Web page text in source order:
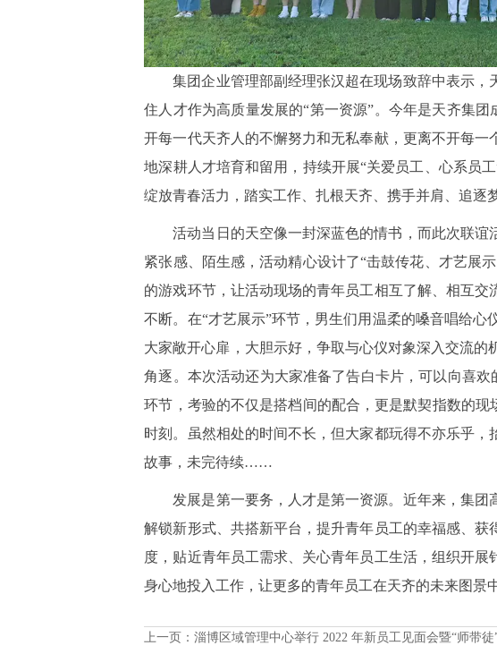
集团企业管理部副经理张汉超在现场致辞中表示
住人才作为高质量发展的“第一资源”。今年是天齐集
开每一代天齐人的不懈努力和无私奉献，更离不开每
地深耕人才培育和留用，持续开展“关爱员工、心系员
绽放青春活力，踏实工作、扎根天齐、携手并肩、追逐
活动当日的天空像一封深蓝色的情书，而此次联
紧张感、陌生感，活动精心设计了“击鼓传花、才艺展
的游戏环节，让活动现场的青年员工相互了解、相互
不断。在“才艺展示”环节，男生们用温柔的嗓音唱给
大家敞开心扉，大胆示好，争取与心仪对象深入交流的
角逐。本次活动还为大家准备了告白卡片，可以向喜
环节，考验的不仅是搭档间的配合，更是默契指数的
时刻。虽然相处的时间不长，但大家都玩得不亦乐乎
故事，未完待续……
发展是第一要务，人才是第一资源。近年来，集
解锁新形式、共搭新平台，提升青年员工的幸福感、
度，贴近青年员工需求、关心青年员工生活，组织开
身心地投入工作，让更多的青年员工在天齐的未来图景
上一页：淄博区域管理中心举行 2022 年新员工见面会暨“师带徒